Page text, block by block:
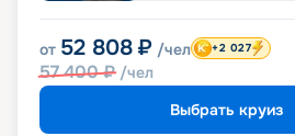
от 52 808 ₽ /чел
57 400₽ /чел
+2 027
Выбрать круиз